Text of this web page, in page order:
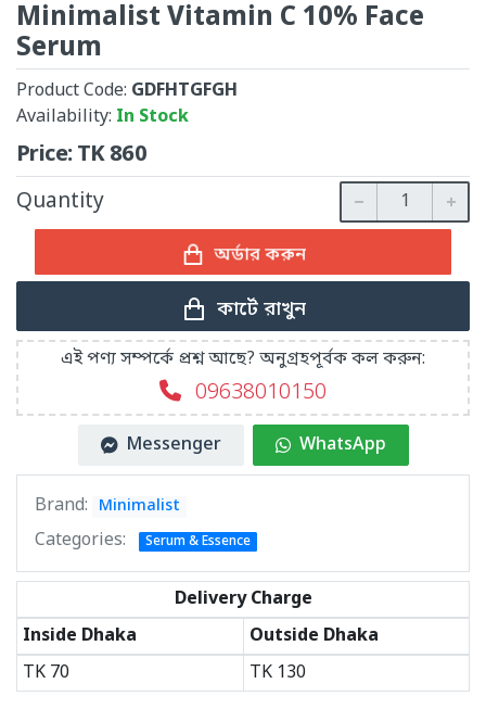
Minimalist Vitamin C 10% Face
Serum
Product Code: GDFHTGFGH
Availability: In Stock
Price:TK860
Quantity
অর্ডার করুন
কার্টে রাখুন
এই পণ্য সম্পর্কে প্রশ্ন আছে? অনুগ্রহপূর্বক কল করুন:
09638010150
Messenger WhatsApp
Brand: Minimalist
Categories: Serum & Essence
Delivery Charge
Inside Dhaka
Outside Dhaka
TK 70 TK 130